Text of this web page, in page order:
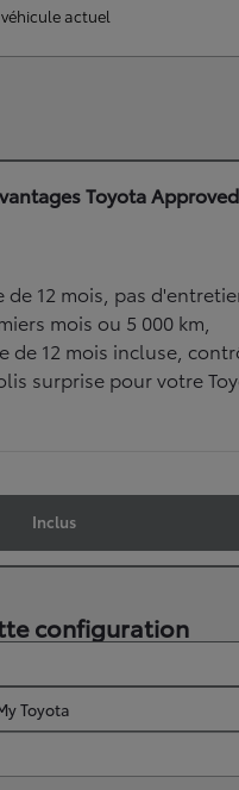
actuel
Toyota Approved
12 mois, pas
mois ou 5 000 km,
de 12 mois incluse,
surprise pour votre
Inclus
configuration
Toyota